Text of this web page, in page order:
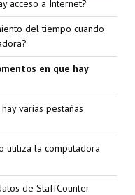
acceso a Internet?
del tiempo cuando
en que hay
varias pestañas
utiliza la computadora
de StaffCounter